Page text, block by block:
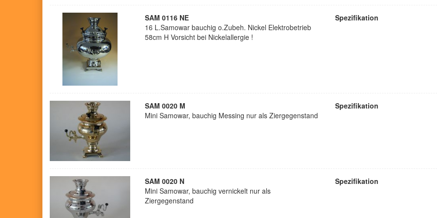
SAM 0116 NE
16 L.Samowar bauchig o.Zubeh. Nickel Elektrobetrieb
58cm H Vorsicht bei Nickelallergie !
Spezifikation
SAM 0020 M
Mini Samowar, bauchig Messing nur als Ziergegenstand
Spezifikation
SAM 0020 N
Mini Samowar, bauchig vernickelt nur als
Ziergegenstand
Spezifikation